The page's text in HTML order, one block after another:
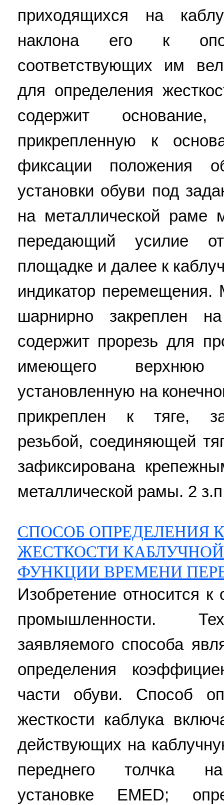
приходящихся на
наклона его к
соответствующих им
для определения
содержит
прикрепленную к
фиксации положения
установки обуви под
на металлической раме
передающий усилие
площадке и далее к
индикатор
шарнирно закреплен
содержит прорезь для
имеющего верхнюю
установленную на
прикреплен к тяге,
резьбой, соединяющей
зафиксирована
металлической рамы. 2
СПОСОБ ОПРЕДЕЛЕНИЯ
ЖЕСТКОСТИ
ФУНКЦИИ ВРЕМЕНИ
Изобретение относится к
промышленности.
заявляемого способа
определения
части обуви. Способ
жесткости каблука
действующих на
переднего толчка на
установке EMED;